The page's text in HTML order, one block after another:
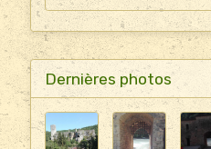
Dernières photos